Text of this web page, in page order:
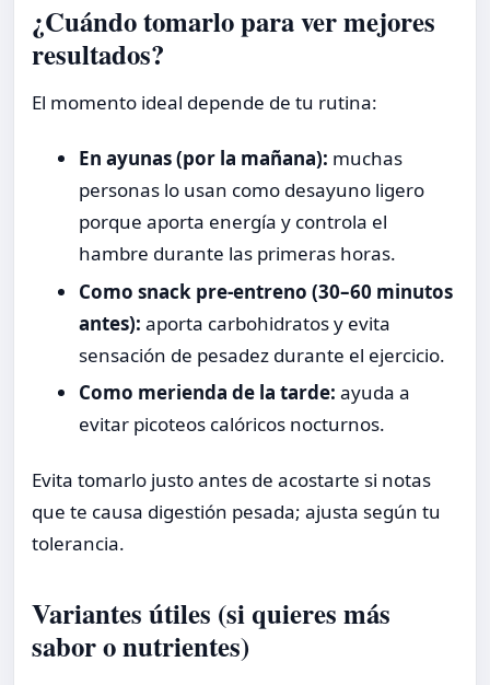
¿Cuándo tomarlo para ver mejores
resultados?
El momento ideal depende de tu rutina:
En ayunas (por la mañana): muchas
personas lo usan como desayuno ligero
porque aporta energía y controla el
hambre durante las primeras horas.
Como snack pre-entreno (30–60 minutos
antes): aporta carbohidratos y evita
sensación de pesadez durante el ejercicio.
Como merienda de la tarde: ayuda a
evitar picoteos calóricos nocturnos.
Evita tomarlo justo antes de acostarte si notas
que te causa digestión pesada; ajusta según tu
tolerancia.
Variantes útiles (si quieres más
sabor o nutrientes)